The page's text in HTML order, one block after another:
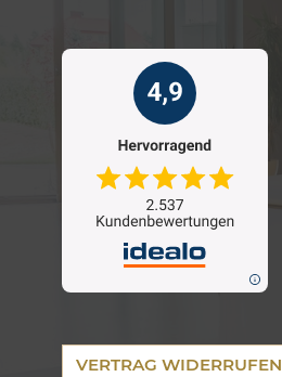
VERTRAG WIDERRUFEN